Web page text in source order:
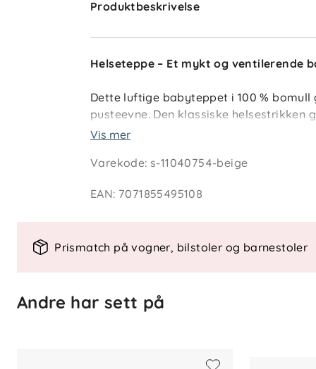
Produktbeskrivelse
Helseteppe – Et mykt og ventilerende
Dette luftige babyteppet i 100 %
pusteevne. Den klassiske
holder barnet behagelig temperert –
Teppet leveres rullet med magebelte
Materiale: 100 % bomull
Bruksområder
Vis mer
Varekode:s-11040754-beige
EAN: 7071855495108
Prismatch på vogner, bilstoler og barnestoler
Andre har sett på